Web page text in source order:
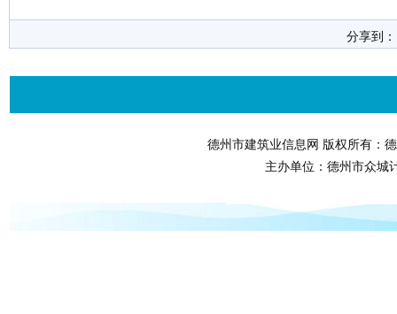
分享到
德州市建筑业信息网 版权所有：
主办单位：德州市众城